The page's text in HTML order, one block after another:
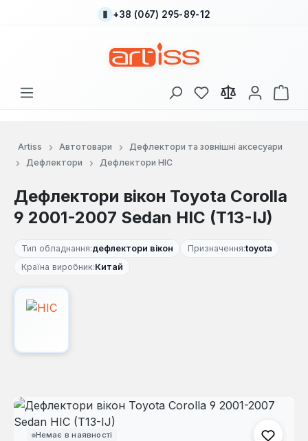
Перейти до основного вмісту
+38 (067) 295-89-12
У вас є 0 у списку
Artiss Автотовари
Дефлектори та зовнішні аксесуари
Дефлектори
Дефлектори HIC
Дефлектори вікон Toyota Corolla
9 2001-2007 Sedan HIC (T13-IJ)
Тип обладнання:дефлектори вікон Призначення:toyota
Країна виробник:Китай
Немає в наявності
Пропустити галерею зображень